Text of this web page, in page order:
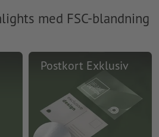
med FSC-blandning
Postkort Exklusiv